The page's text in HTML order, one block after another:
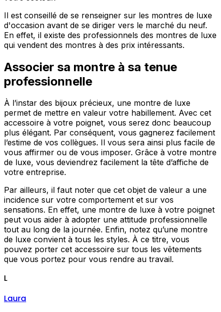
Il est conseillé de se renseigner sur les montres de luxe
d'occasion avant de se diriger vers le marché du neuf.
En effet, il existe des professionnels des montres de luxe
qui vendent des montres à des prix intéressants.
Associer sa montre à sa tenue
professionnelle
À l’instar des bijoux précieux, une montre de luxe
permet de mettre en valeur votre habillement. Avec cet
accessoire à votre poignet, vous serez donc beaucoup
plus élégant. Par conséquent, vous gagnerez facilement
l’estime de vos collègues. Il vous sera ainsi plus facile de
vous affirmer ou de vous imposer. Grâce à votre montre
de luxe, vous deviendrez facilement la tête d’affiche de
votre entreprise.
Par ailleurs, il faut noter que cet objet de valeur a une
incidence sur votre comportement et sur vos
sensations. En effet, une montre de luxe à votre poignet
peut vous aider à adopter une attitude professionnelle
tout au long de la journée. Enfin, notez qu’une montre
de luxe convient à tous les styles. À ce titre, vous
pouvez porter cet accessoire sur tous les vêtements
que vous portez pour vous rendre au travail.
L
Laura